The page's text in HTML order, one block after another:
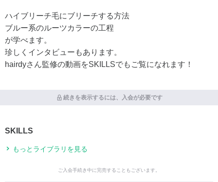
ハイブリーチ毛にブリーチする方法
ブルー系のルーツカラーの工程
が学べます。
珍しくインタビューもあります。
hairdyさん監修の動画をSKILLSでもご覧になれます！
続きを表示するには、入会が必要です
SKILLS
もっとライブラリを見る
ご入会手続き中に完売することもございます。